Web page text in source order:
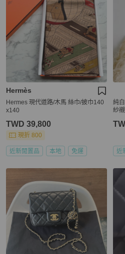
Hermès
Hermes 現代道路/木馬 絲巾/披巾140
x140
TWD 39,800
現折 800
近新閒置品 本地 免運
純
紗
近